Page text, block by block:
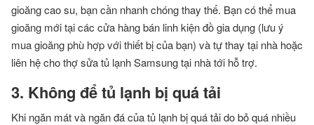
gioăng cao su, bạn cần nhanh chóng thay thế. Bạn có thể mua
gioăng mới tại các cửa hàng bán linh kiện đồ gia dụng (lưu ý
mua gioăng phù hợp với thiết bị của bạn) và tự thay tại nhà hoặc
liên hệ cho thợ sửa tủ lạnh Samsung tại nhà tới hỗ trợ.
3. Không để tủ lạnh bị quá tải
Khi ngăn mát và ngăn đá của tủ lạnh bị quá tải do bỏ quá nhiều